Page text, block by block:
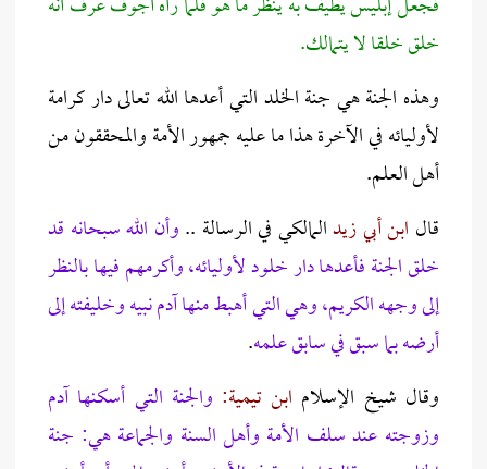
خلق خلقا لا يتمالك.
وهذه الجنة هي جنة الخلد التي أعدها الله تعالى دار كرامة
لأوليائه في الآخرة هذا ما عليه جمهور الأمة والمحققون من
أهل العلم.
قال ابن أبي زيدالمالكي في الرسالة ..وأن الله سبحانه قد
خلق الجنة فأعدها دار خلود لأوليائه، وأكرمهم فيها بالنظر
إلى وجهه الكريم، وهي التي أهبط منها آدم نبيه وخليفته إلى
أرضه بما سبق في سابق علمه.
وقال شيخ الإسلام ابن تيمية: والجنة التي أسكنها آدم
وزوجته عند سلف الأمة وأهل السنة والجماعة هي: جنة